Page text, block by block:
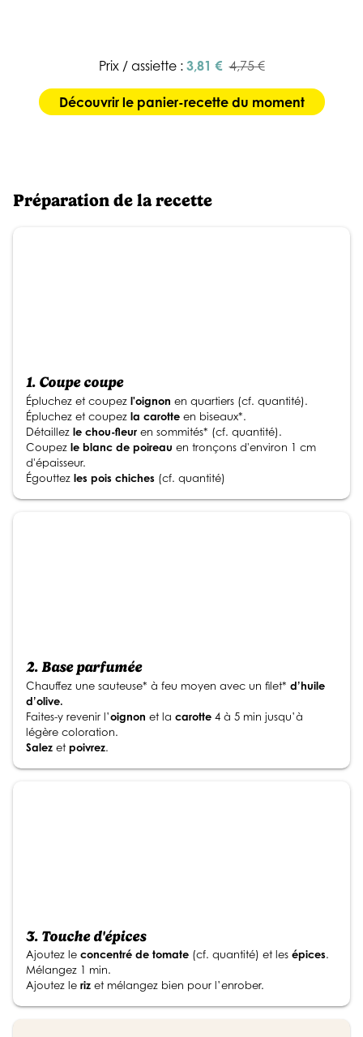
Prix / assiette : 3,81 € 4,75 €
Découvrir le panier-recette du moment
Préparation de la recette
1. Coupe coupe
Épluchez et coupez l'oignon en quartiers (cf. quantité).
Épluchez et coupez la carotte en biseaux*.
Détaillez le chou-fleur en sommités* (cf. quantité).
Coupez le blanc de poireau en tronçons d'environ 1 cm
d'épaisseur.
Égouttez les pois chiches (cf. quantité)
2. Base parfumée
Chauffez une sauteuse* à feu moyen avec un filet* d’huile
d’olive.
Faites-y revenir l’oignon et la carotte 4 à 5 min jusqu’à
légère coloration.
Salez et poivrez.
3. Touche d'épices
Ajoutez le concentré de tomate (cf. quantité) et les épices.
Mélangez 1 min.
Ajoutez le riz et mélangez bien pour l’enrober.